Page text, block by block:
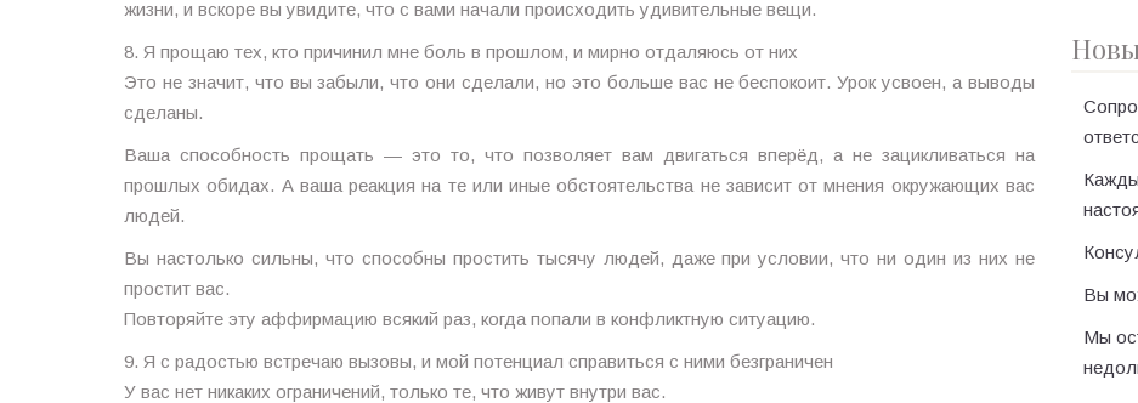
жизни, и вскоре вы увидите, что с вами начали происходить удивительные вещи.
8. Я прощаю тех, кто причинил мне боль в прошлом, и мирно отдаляюсь от них
Это не значит, что вы забыли, что они сделали, но это больше вас не беспокоит. Урок усвоен, а выводы
сделаны.
Ваша способность прощать — это то, что позволяет вам двигаться вперёд, а не зацикливаться на
прошлых обидах. А ваша реакция на те или иные обстоятельства не зависит от мнения окружающих вас
людей.
Вы настолько сильны, что способны простить тысячу людей, даже при условии, что ни один из них не
простит вас.
Повторяйте эту аффирмацию всякий раз, когда попали в конфликтную ситуацию.
9. Я с радостью встречаю вызовы, и мой потенциал справиться с ними безграничен
У вас нет никаких ограничений, только те, что живут внутри вас.
Вы
Мы